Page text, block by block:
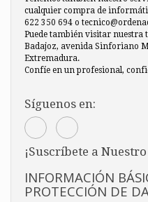
cualquier compra de
622 350 694 o
Puede también visitar nuestra
Badajoz, avenida Sinforiano
Extremadura.
Confíe en un profesional,
Síguenos en:
¡Suscríbete a
INFORMACIÓN
PROTECCIÓN DE